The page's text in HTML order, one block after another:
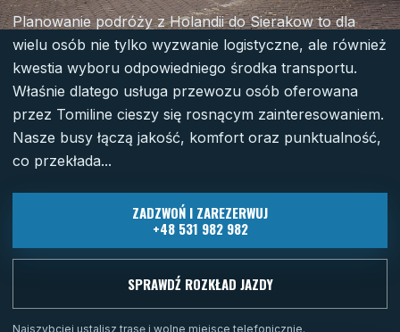
Planowanie podróży z Holandii do Sierakow to dla
wielu osób nie tylko wyzwanie logistyczne, ale również
kwestia wyboru odpowiedniego środka transportu.
Właśnie dlatego usługa przewozu osób oferowana
przez Tomiline cieszy się rosnącym zainteresowaniem.
Nasze busy łączą jakość, komfort oraz punktualność,
co przekłada...
ZADZWOŃ I ZAREZERWUJ
+48 531 982 982
SPRAWDŹ ROZKŁAD JAZDY
Najszybciej ustalisz trasę i wolne miejsce telefonicznie.